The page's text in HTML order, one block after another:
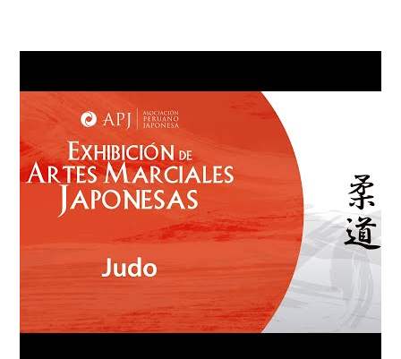
Teatro Peruano Japonés